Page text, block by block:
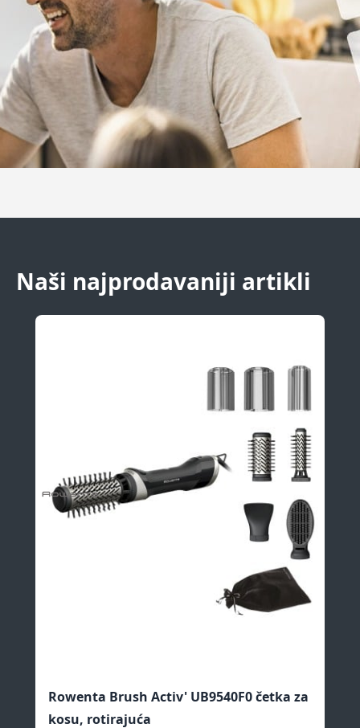
Naši najprodavaniji artikli
Rowenta Brush Activ' UB9540F0 četka za
kosu, rotirajuća